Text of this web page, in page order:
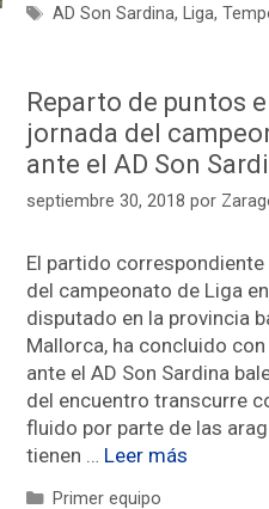
AD Son Sardina, Liga,
Reparto de puntos
jornada del
ante el AD Son
septiembre 30, 2018 por
El partido
del campeonato de Liga
disputado en la provincia
Mallorca, ha concluido
ante el AD Son Sardina
del encuentro transcurre
fluido por parte de las
tienen … Leer más
Primer equipo